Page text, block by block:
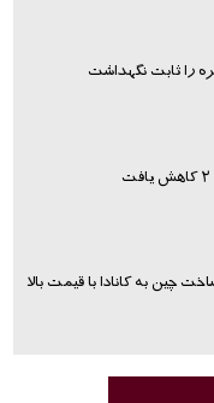
را ثابت نگهداشت
چین به کانادا با قیمت بالا